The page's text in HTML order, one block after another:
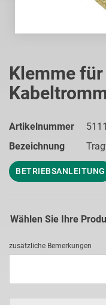
Klemme
Artikelnummer
Bezeichnung
BETRIEBSANLEITUNG
Wählen Sie Ihre
zusätzliche Bemerkungen
Anfang
der
Bildgalerie